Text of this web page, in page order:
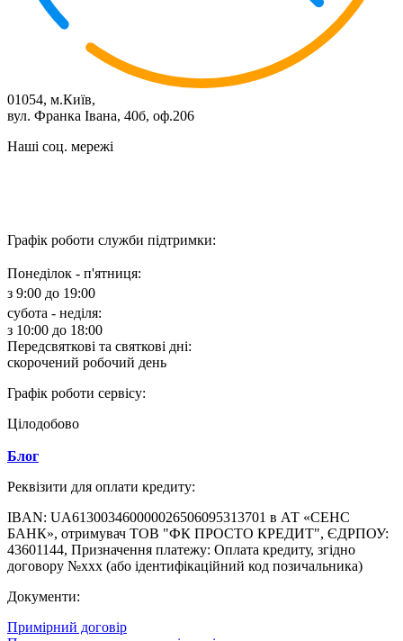
01054, м.Київ,
вул. Франка Івана, 40б, оф.206
Наші соц. мережі
Графік роботи служби підтримки:
Понеділок - п'ятниця:
з 9:00 до 19:00
субота - неділя:
з 10:00 до 18:00
Передсвяткові та святкові дні:
скорочений робочий день
Графік роботи сервісу:
Цілодобово
Блог
Реквізити для оплати кредиту:
IBAN: UA613003460000026506095313701 в АТ «СЕНС
БАНК», отримувач ТОВ "ФК ПРОСТО КРЕДИТ", ЄДРПОУ:
43601144, Призначення платежу: Оплата кредиту, згідно
договору №ххх (або ідентифікаційний код позичальника)
Документи:
Примірний договір